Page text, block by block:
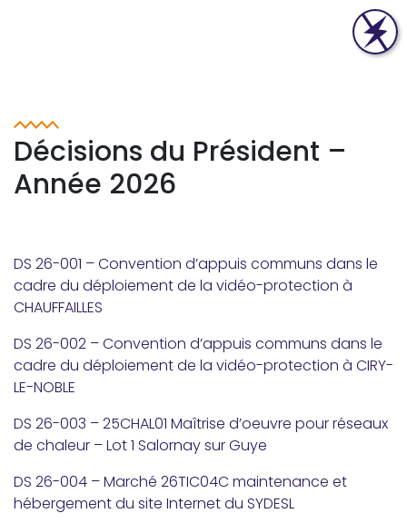
Décisions du Président –
Année 2026
DS 26-001 – Convention d’appuis communs dans le
cadre du déploiement de la vidéo-protection à
CHAUFFAILLES
DS 26-002 – Convention d’appuis communs dans le
cadre du déploiement de la vidéo-protection à CIRY-
LE-NOBLE
DS 26-003 – 25CHAL01 Maîtrise d’oeuvre pour réseaux
de chaleur – Lot 1 Salornay sur Guye
DS 26-004 – Marché 26TIC04C maintenance et
hébergement du site Internet du SYDESL